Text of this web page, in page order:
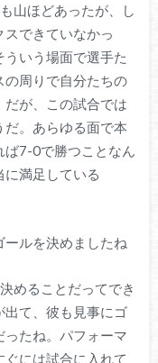
山ほどあったが、し
できていなかっ
いう場面で選手た
の周りで自分たちの
だが、この試合では
。あらゆる面で本
ば7-0で勝つことなん
満足している
ルを決めましたね
めることだってでき
出て、彼も見事にゴ
たね。パフォーマ
には試合に入れて